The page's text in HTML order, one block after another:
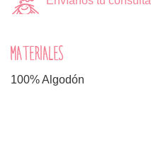
MATERIALES
100% Algodón